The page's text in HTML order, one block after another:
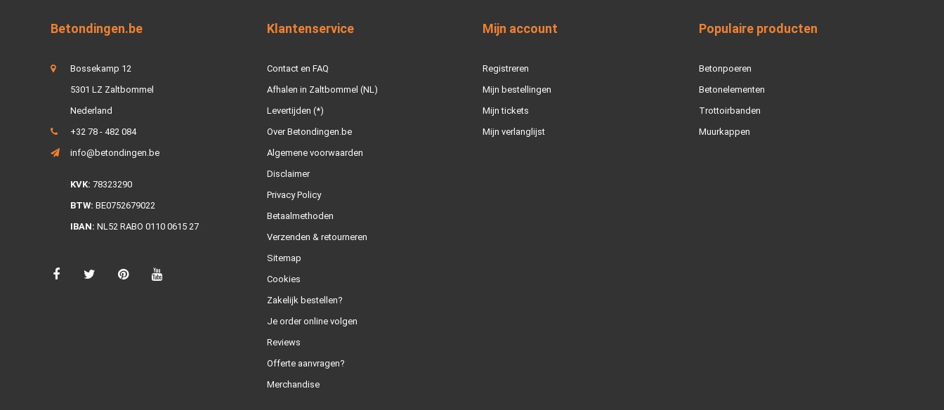
Betondingen.be
Bossekamp 12
5301 LZ Zaltbommel
Nederland
+32 78 - 482 084
info@betondingen.be
KVK: 78323290
BTW: BE0752679022
IBAN: NL52 RABO 0110 0615 27
Klantenservice
Contact en FAQ
Afhalen in Zaltbommel (NL)
Levertijden (*)
Over Betondingen.be
Algemene voorwaarden
Disclaimer
Privacy Policy
Betaalmethoden
Verzenden & retourneren
Sitemap
Cookies
Zakelijk bestellen?
Je order online volgen
Reviews
Offerte aanvragen?
Merchandise
Mijn account
Registreren
Mijn bestellingen
Mijn tickets
Mijn verlanglijst
Populaire producten
Betonpoeren
Betonelementen
Trottoirbanden
Muurkappen